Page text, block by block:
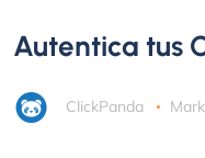
Autentica tus
ClickPanda